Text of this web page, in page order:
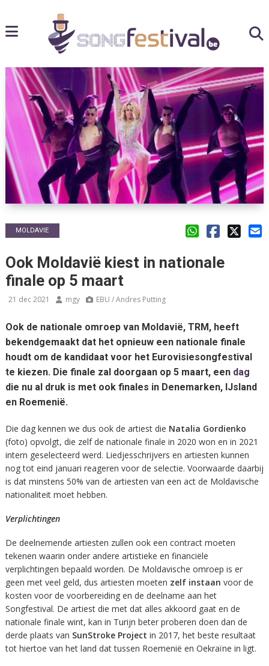
MOLDAVIE
Ook Moldavië kiest in nationale
finale op 5 maart
21 dec 2021 mgy EBU / Andres Putting
Ook de nationale omroep van Moldavië, TRM, heeft
bekendgemaakt dat het opnieuw een nationale finale
houdt om de kandidaat voor het Eurovisiesongfestival
te kiezen. Die finale zal doorgaan op 5 maart, een dag
die nu al druk is met ook finales in Denemarken, IJsland
en Roemenië.
Die dag kennen we dus ook de artiest die Natalia Gordienko
(foto) opvolgt, die zelf de nationale finale in 2020 won en in 2021
intern geselecteerd werd. Liedjesschrijvers en artiesten kunnen
nog tot eind januari reageren voor de selectie. Voorwaarde daarbij
is dat minstens 50% van de artiesten van een act de Moldavische
nationaliteit moet hebben.
Verplichtingen
De deelnemende artiesten zullen ook een contract moeten
tekenen waarin onder andere artistieke en financiële
verplichtingen bepaald worden. De Moldavische omroep is er
geen met veel geld, dus artiesten moeten zelf instaan voor de
kosten voor de voorbereiding en de deelname aan het
Songfestival. De artiest die met dat alles akkoord gaat en de
nationale finale wint, kan in Turijn beter proberen doen dan de
derde plaats van SunStroke Project in 2017, het beste resultaat
tot hiertoe van het land dat tussen Roemenië en Oekraïne in ligt.